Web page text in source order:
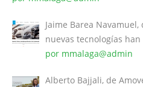
Jaime Barea
nuevas tecnologías
por mmalaga@admin
Alberto Bajjali, de